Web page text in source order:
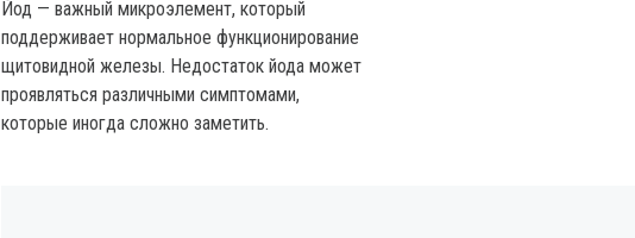
Йод — важный микроэлемент, который
поддерживает нормальное функционирование
щитовидной железы. Недостаток йода может
проявляться различными симптомами,
которые иногда сложно заметить.